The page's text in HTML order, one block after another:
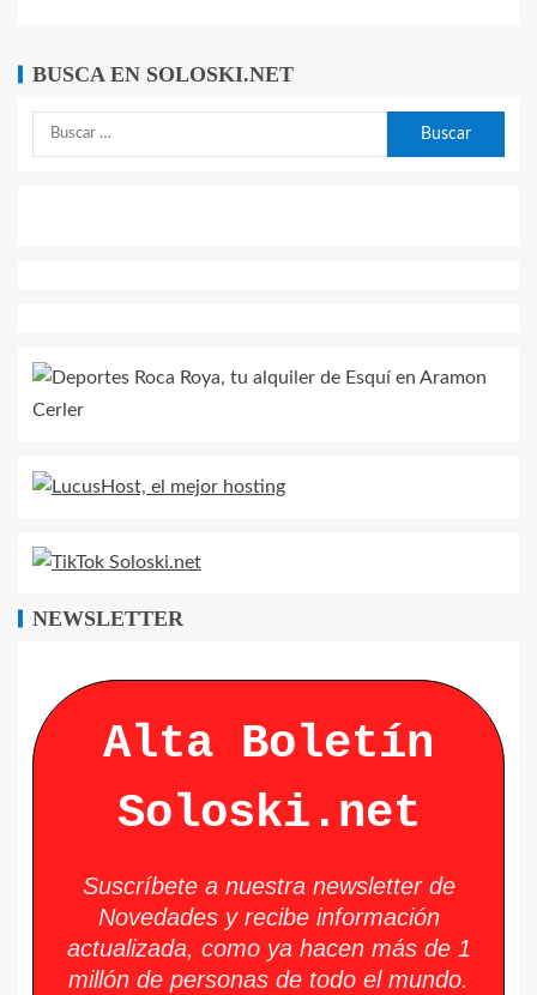
BUSCA EN SOLOSKI.NET
NEWSLETTER
Alta Boletín
Soloski.net
Suscríbete a nuestra newsletter de
Novedades y recibe información
actualizada, como ya hacen más de 1
millón de personas de todo el mundo.